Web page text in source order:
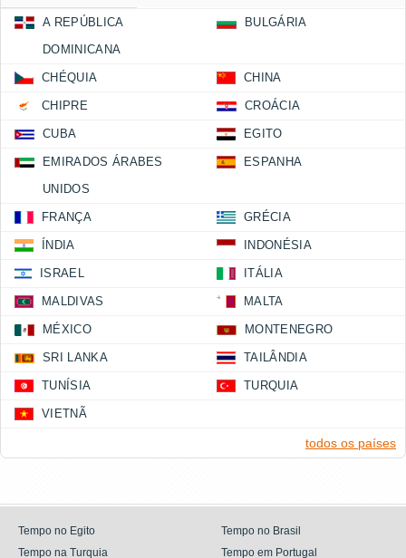
A REPÚBLICA
DOMINICANA
BULGÁRIA
CHÉQUIA CHINA
CHIPRE CROÁCIA
CUBA EGITO
EMIRADOS ÁRABES
UNIDOS
ESPANHA
FRANÇA GRÉCIA
ÍNDIA INDONÉSIA
ISRAEL ITÁLIA
MALDIVAS MALTA
MÉXICO MONTENEGRO
SRI LANKA TAILÂNDIA
TUNÍSIA TURQUIA
VIETNÃ
todos os países
Tempo no Egito
Tempo no Brasil
Tempo na Turquia
Tempo em Portugal